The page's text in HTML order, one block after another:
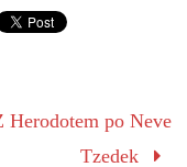
Herodotem po Neve
Tzedek